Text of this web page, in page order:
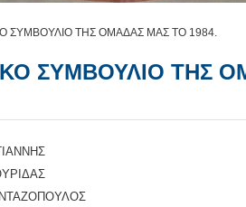
ΣΥΜΒΟΥΛΙΟ ΤΗΣ ΟΜΑΔΑΣ ΜΑΣ ΤΟ 1984.
ΣΥΜΒΟΥΛΙΟ ΤΗΣ